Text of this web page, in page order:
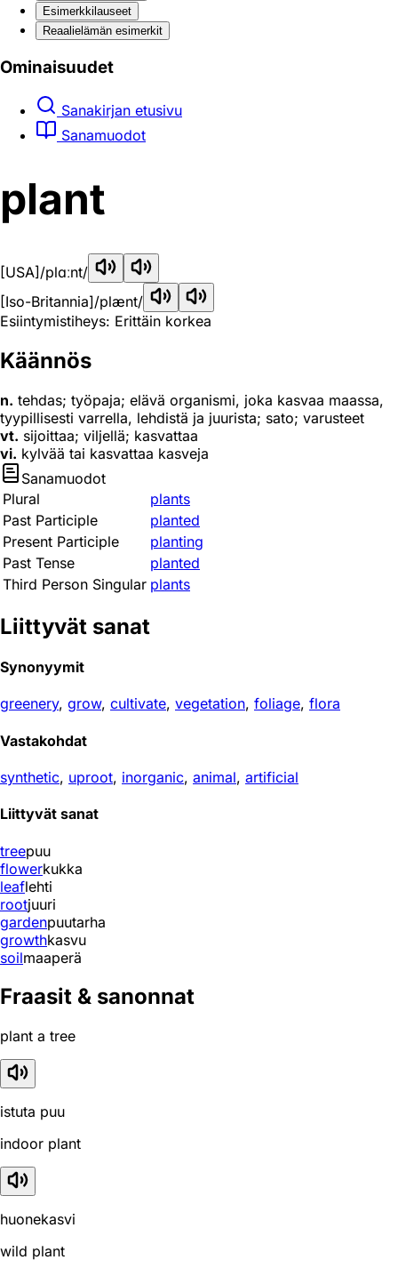
Esimerkkilauseet
Reaali­elämän esimerkit
Ominaisuudet
Sanakirjan etusivu
Sanamuodot
plant
[USA] /plɑːnt/
[Iso-Britannia]/plænt/
Esiintymistiheys: Erittäin korkea
Käännös
n. tehdas; työpaja; elävä organismi, joka kasvaa maassa,
tyypillisesti varrella, lehdistä ja juurista; sato; varusteet
vt. sijoittaa; viljellä; kasvattaa
vi. kylvää tai kasvattaa kasveja
Sanamuodot
Plural
plants
Past Participle
planted
Present Participle
planting
Past Tense
planted
Third Person Singular plants
Liittyvät sanat
Synonyymit
greenery, grow, cultivate, vegetation, foliage, flora
Vastakohdat
synthetic, uproot, inorganic, animal, artificial
Liittyvät sanat
treepuu
flowerkukka
leaflehti
rootjuuri
gardenpuutarha
growthkasvu
soilmaaperä
Fraasit & sanonnat
plant a tree
istuta puu
indoor plant
huonekasvi
wild plant